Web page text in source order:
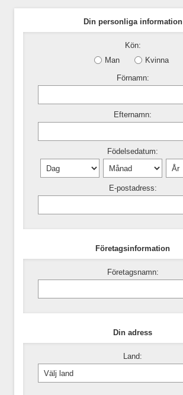
Din personliga information
Kön:
Man
Kvinna
Förnamn:
Efternamn:
Födelsedatum:
E-postadress:
Företagsinformation
Företagsnamn:
Din adress
Land: